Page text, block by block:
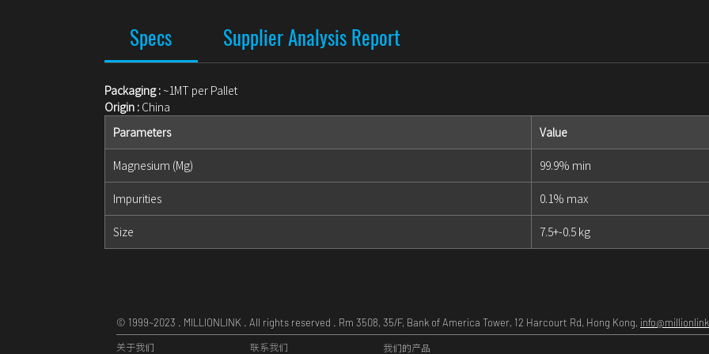
Specs Supplier Analysis Report
Packaging : ~1MT per Pallet
Origin : China
Parameters
Value
Magnesium (Mg) 99.9% min
Impurities 0.1% max
Size 7.5+-0.5 kg
© 1999~2023 . MILLIONLINK . All rights reserved . Rm 3508, 35/F, Bank of America Tower, 12 Harcourt Rd, Hong Kong,
关于我们 联系我们 我们的产品